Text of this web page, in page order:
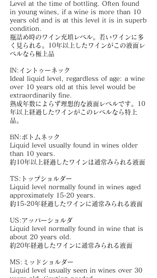
Level at the time of bottling. Often found
in young wines, if a wine is more than 10
years old and is at this level it is in superb
condition.
瓶詰め時のワイン充填レベル。若いワインに多
く見られる。10年以上したワインがこの液面レ
ベルなら極上品
IN:イントゥーネック
Ideal liquid level, regardless of age: a wine
over 10 years old at this level would be
extraordinarily fine.
熟成年数によらず理想的な液面レベルです。10
年以上経過したワインがこのレベルなら特上
品。
BN:ボトムネック
Liquid level usually found in wines older
than 10 years.
約10年以上経過したワインは通常みられる液面
TS:トップショルダー
Liquid level normally found in wines aged
approximately 15-20 years.
約15-20年経過したワインに通常みられる液面
US:アッパーショルダ
Liquid level normally found in wine that is
about 20 years old.
約20年経過したワインに通常みられる液面
MS:ミッドショルダー
Liquid level usually seen in wines over 30